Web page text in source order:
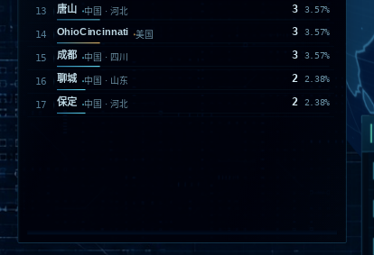
02 阳泉 中国 · 山西 10 11.9%
03 Viet NamHanoiHoàn Kiếm 6 7.14%
04 Monrovia 美国 · California 5 5.95%
05 上海 中国 5 5.95%
06 重庆 中国 5 5.95%